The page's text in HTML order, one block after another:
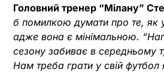
Головний тренер “Мілану”
б помилкою думати про те, як
адже вона є мінімальною.
сезону забиває в середньому
Нам треба грати у свій футбол